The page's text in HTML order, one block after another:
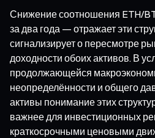
Снижение соотношения ETH/
за два года — отражает эти
сигнализирует о пересмотре
доходности обоих активов. В
продолжающейся
неопределённости и общего
активы понимание этих
важнее для инвестиционных
краткосрочными ценовыми